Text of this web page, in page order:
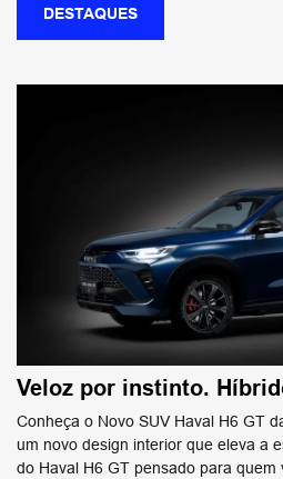
DESTAQUES
Veloz por instinto.
Conheça o Novo SUV Haval H6 GT
um novo design interior que eleva a
do Haval H6 GT pensado para quem